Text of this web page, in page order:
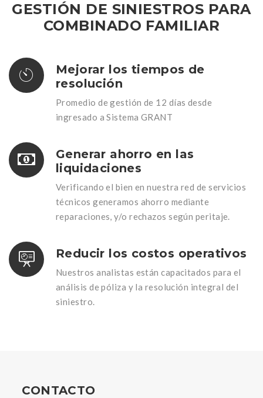
GESTIÓN DE SINIESTROS PARA
COMBINADO FAMILIAR
Mejorar los tiempos de
resolución
Promedio de gestión de 12 días desde
ingresado a Sistema GRANT
Generar ahorro en las
liquidaciones
Verificando el bien en nuestra red de servicios
técnicos generamos ahorro mediante
reparaciones, y/o rechazos según peritaje.
Reducir los costos operativos
Nuestros analistas están capacitados para el
análisis de póliza y la resolución integral del
siniestro.
CONTACTO